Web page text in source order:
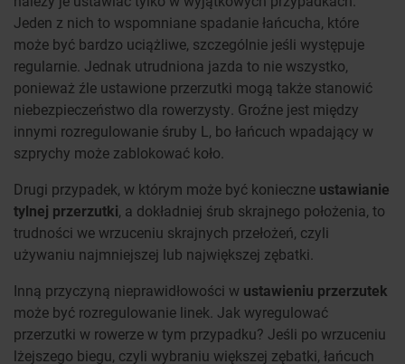
Jeden z nich to wspomniane spadanie łańcucha, które
może być bardzo uciążliwe, szczególnie jeśli występuje
regularnie. Jednak utrudniona jazda to nie wszystko,
ponieważ źle ustawione przerzutki mogą także stanowić
niebezpieczeństwo dla rowerzysty. Groźne jest między
innymi rozregulowanie śruby L, bo łańcuch wpadający w
szprychy może zablokować koło.
Drugi przypadek, w którym może być konieczne ustawianie
tylnej przerzutki, a dokładniej śrub skrajnego położenia, to
trudności we wrzuceniu skrajnych przełożeń, czyli
używaniu najmniejszej lub największej zębatki.
Inną przyczyną nieprawidłowości w ustawieniu przerzutek
może być rozregulowanie linek. Jak wyregulować
przerzutki w rowerze w tym przypadku? Jeśli po wrzuceniu
lżejszego biegu, czyli wybraniu większej zębatki, łańcuch